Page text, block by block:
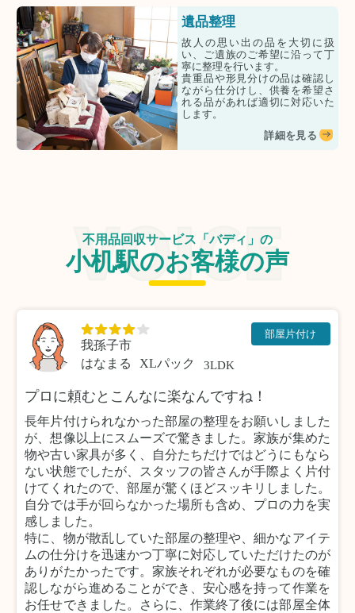
遺品整理
故人の思い出の品を大切に扱
い、ご遺族のご希望に沿って丁
寧に整理を行います。
貴重品や形見分けの品は確認し
ながら仕分けし、供養を希望さ
れる品があれば適切に対応いた
します。
詳細を見る
不用品回収サービス「バディ」の
小机駅のお客様の声
我孫子市
はなまる
XLパック 3LDK
部屋片付け
プロに頼むとこんなに楽なんですね！
長年片付けられなかった部屋の整理をお願いしました
が、想像以上にスムーズで驚きました。家族が集めた
物や古い家具が多く、自分たちだけではどうにもなら
ない状態でしたが、スタッフの皆さんが手際よく片付
けてくれたので、部屋が驚くほどスッキリしました。
自分では手が回らなかった場所も含め、プロの力を実
感しました。
特に、物が散乱していた部屋の整理や、細かなアイテ
ムの仕分けを迅速かつ丁寧に対応していただけたのが
ありがたかったです。家族それぞれが必要なものを確
認しながら進めることができ、安心感を持って作業を
お任せできました。さらに、作業終了後には部屋全体